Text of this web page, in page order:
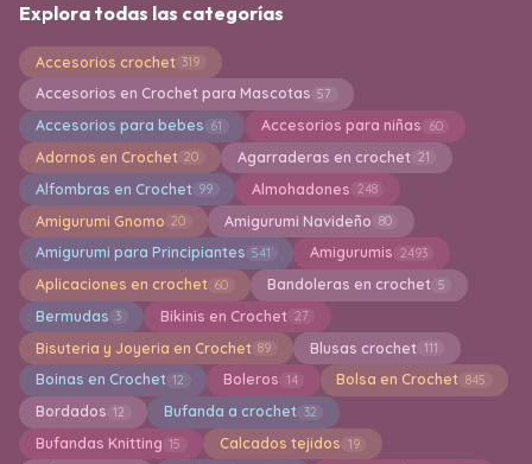
Explora todas las categorías
Accesorios crochet 319
Accesorios en Crochet para Mascotas 57
Accesorios para bebes 61 Accesorios para niñas 60
Adornos en Crochet 20 Agarraderas en crochet 21
Alfombras en Crochet 99 Almohadones 248
Amigurumi Gnomo 20 Amigurumi Navideño 80
Amigurumi para Principiantes 541 Amigurumis 2493
Aplicaciones en crochet 60 Bandoleras en crochet 5
Bermudas 3 Bikinis en Crochet 27
Bisuteria y Joyeria en Crochet 89 Blusas crochet 111
Boinas en Crochet 12 Boleros 14 Bolsa en Crochet 845
Bordados 12 Bufanda a crochet 32
Bufandas Knitting 15 Calcados tejidos 19